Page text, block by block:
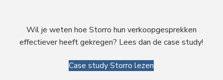
Wil je weten hoe Storro hun verkoopgesprekken
effectiever heeft gekregen? Lees dan de case study!
Case study Storro lezen